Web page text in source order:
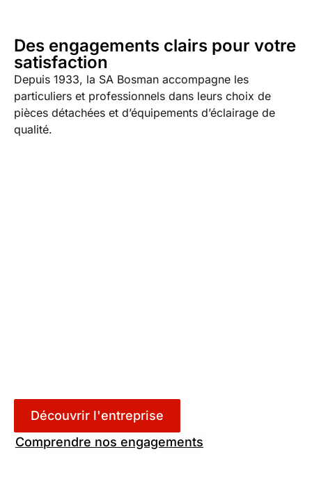
Des engagements clairs pour votre
satisfaction
Depuis 1933, la SA Bosman accompagne les
particuliers et professionnels dans leurs choix de
pièces détachées et d’équipements d’éclairage de
qualité.
Découvrir l'entreprise
Comprendre nos engagements